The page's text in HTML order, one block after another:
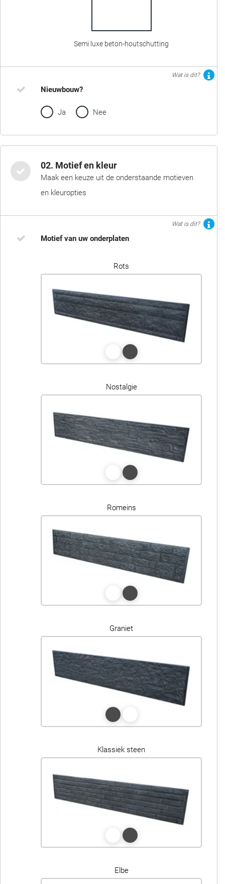
Semi luxe beton-houtschutting
Wat is dit?
Nieuwbouw?
Ja Nee
02. Motief en kleur
Maak een keuze uit de onderstaande motieven
en kleuropties
Wat is dit?
Motief van uw onderplaten
Rots
Nostalgie
Romeins
Graniet
Klassiek steen
Elbe